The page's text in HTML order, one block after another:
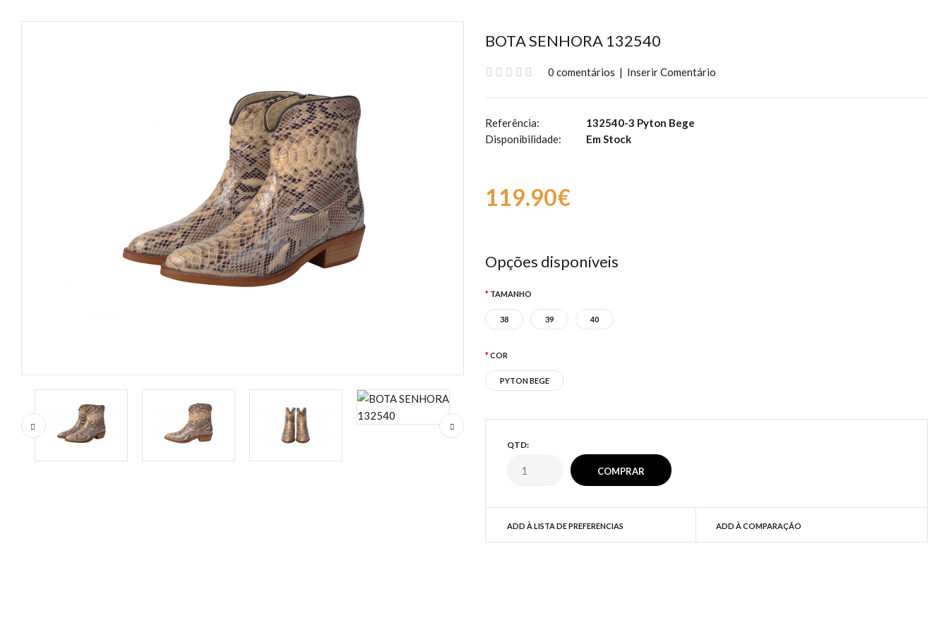
BOTA SENHORA 132540
0 comentários | Inserir Comentário
Referência:
132540-3 Pyton Bege
Disponibilidade:
Em Stock
119.90€
Opções disponíveis
TAMANHO
38 39 40
COR
PYTON BEGE
QTD:
ADD À LISTA DE PREFERENCIAS ADD À COMPARAÇÃO